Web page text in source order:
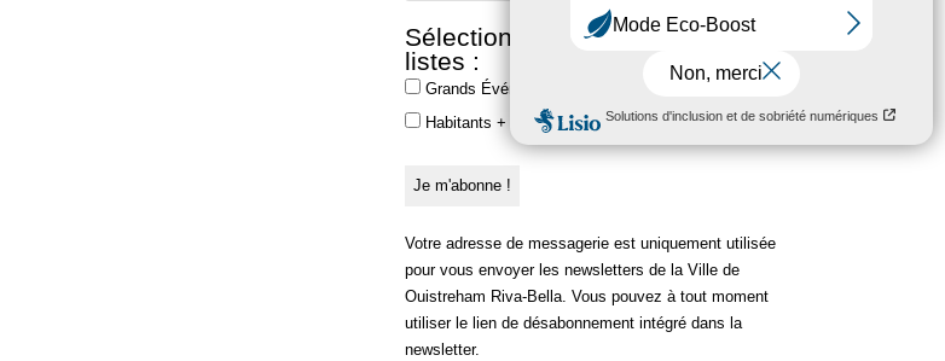
Sélectionner une ou plusieurs
listes :
Grands Événements
Habitants + Grands Événements
Votre adresse de messagerie est uniquement utilisée
pour vous envoyer les newsletters de la Ville de
Ouistreham Riva-Bella. Vous pouvez à tout moment
utiliser le lien de désabonnement intégré dans la
newsletter.